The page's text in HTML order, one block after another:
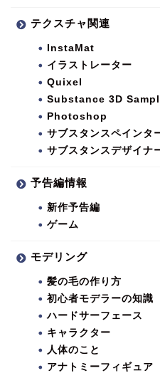
テクスチャ関連
InstaMat
イラストレーター
Quixel
Substance 3D
Photoshop
サブスタンスペインタ
サブスタンスデザイナ
予告編情報
新作予告編
ゲーム
モデリング
髪の毛の作り方
初心者モデラーの知識
ハードサーフェース
キャラクター
人体のこと
アナトミーフィギュア